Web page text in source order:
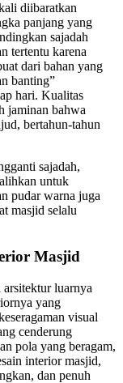
diibaratkan
panjang yang
sajadah
tertentu karena
dari bahan yang
banting”
hari. Kualitas
jaminan bahwa
bertahun-tahun
sajadah,
untuk
pudar warna juga
masjid selalu
Masjid
luarnya
yang
visual
cenderung
pola yang beragam,
interior masjid,
dan penuh